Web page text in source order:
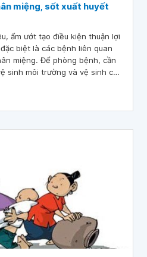
miệng, sốt xuất huyết
ẩm ướt tạo điều kiện thuận lợi
biệt là các bệnh liên quan
miệng. Để phòng bệnh, cần
sinh môi trường và vệ sinh cá